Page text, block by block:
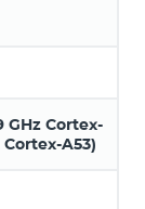
GHz Cortex-
Cortex-A53)